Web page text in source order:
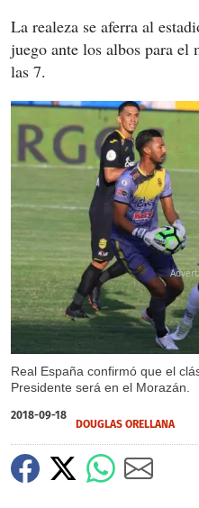
La realeza se aferra al
juego ante los albos para el
las 7.
Real España confirmó que el
Presidente será en el Morazán.
2018-09-18
DOUGLAS ORELLANA